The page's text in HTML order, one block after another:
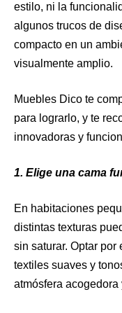
estilo, ni la
algunos trucos de
compacto en un
visualmente amplio.
Muebles Dico te
para lograrlo, y te
innovadoras y
1. Elige una cama
En habitaciones
distintas texturas
sin saturar. Optar por
textiles suaves y
atmósfera